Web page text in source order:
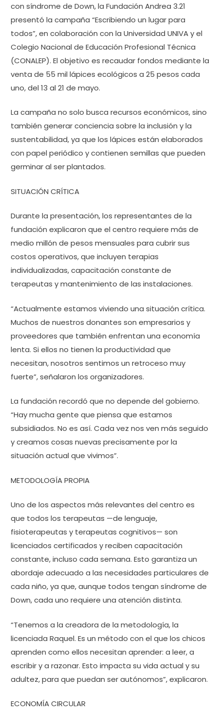
con síndrome de Down, la Fundación Andrea 3.21
presentó la campaña “Escribiendo un lugar para
todos”, en colaboración con la Universidad UNIVA y el
Colegio Nacional de Educación Profesional Técnica
(CONALEP). El objetivo es recaudar fondos mediante la
venta de 55 mil lápices ecológicos a 25 pesos cada
uno, del 13 al 21 de mayo.
La campaña no solo busca recursos económicos, sino
también generar conciencia sobre la inclusión y la
sustentabilidad, ya que los lápices están elaborados
con papel periódico y contienen semillas que pueden
germinar al ser plantados.
SITUACIÓN CRÍTICA
Durante la presentación, los representantes de la
fundación explicaron que el centro requiere más de
medio millón de pesos mensuales para cubrir sus
costos operativos, que incluyen terapias
individualizadas, capacitación constante de
terapeutas y mantenimiento de las instalaciones.
“Actualmente estamos viviendo una situación crítica.
Muchos de nuestros donantes son empresarios y
proveedores que también enfrentan una economía
lenta. Si ellos no tienen la productividad que
necesitan, nosotros sentimos un retroceso muy
fuerte”, señalaron los organizadores.
La fundación recordó que no depende del gobierno.
“Hay mucha gente que piensa que estamos
subsidiados. No es así. Cada vez nos ven más seguido
y creamos cosas nuevas precisamente por la
situación actual que vivimos”.
METODOLOGÍA PROPIA
Uno de los aspectos más relevantes del centro es
que todos los terapeutas —de lenguaje,
fisioterapeutas y terapeutas cognitivos— son
licenciados certificados y reciben capacitación
constante, incluso cada semana. Esto garantiza un
abordaje adecuado a las necesidades particulares de
cada niño, ya que, aunque todos tengan síndrome de
Down, cada uno requiere una atención distinta.
“Tenemos a la creadora de la metodología, la
licenciada Raquel. Es un método con el que los chicos
aprenden como ellos necesitan aprender: a leer, a
escribir y a razonar. Esto impacta su vida actual y su
adultez, para que puedan ser autónomos”, explicaron.
ECONOMÍA CIRCULAR